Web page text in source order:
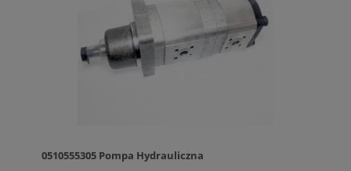
0510555305 Pompa Hydrauliczna